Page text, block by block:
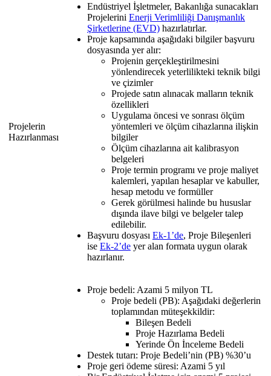
Projelerin
Hazırlanması
Endüstriyel İşletmeler, Bakanlığa sunacakları
Projelerini Enerji Verimliliği Danışmanlık
Şirketlerine (EVD) hazırlatırlar.
Proje kapsamında aşağıdaki bilgiler başvuru
dosyasında yer alır:
Projenin gerçekleştirilmesini
yönlendirecek yeterlilikteki teknik bilgi
ve çizimler
Projede satın alınacak malların teknik
özellikleri
Uygulama öncesi ve sonrası ölçüm
yöntemleri ve ölçüm cihazlarına ilişkin
bilgiler
Ölçüm cihazlarına ait kalibrasyon
belgeleri
Proje termin programı ve proje maliyet
kalemleri, yapılan hesaplar ve kabuller,
hesap metodu ve formüller
Gerek görülmesi halinde bu hususlar
dışında ilave bilgi ve belgeler talep
edilebilir.
Başvuru dosyası Ek-1’de, Proje Bileşenleri
ise Ek-2’de yer alan formata uygun olarak
hazırlanır.
Proje bedeli: Azami 5 milyon TL
Proje bedeli (PB): Aşağıdaki değerlerin
toplamından müteşekkildir:
Bileşen Bedeli
Proje Hazırlama Bedeli
Yerinde Ön İnceleme Bedeli
Destek tutarı: Proje Bedeli’nin (PB) %30’u
Proje geri ödeme süresi: Azami 5 yıl